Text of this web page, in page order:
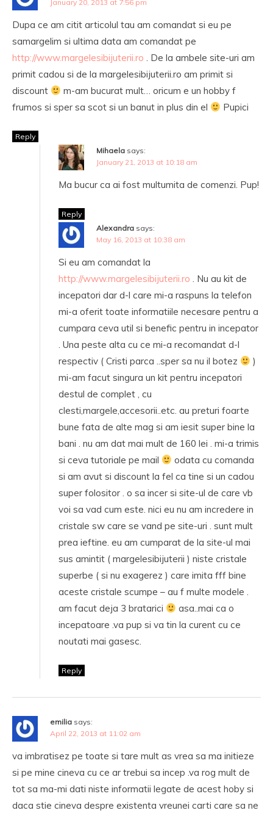
January 20, 2013 at 7:56 pm
Dupa ce am citit articolul tau am comandat si eu pe
samargelim si ultima data am comandat pe
http://www.margelesibijuterii.ro . De la ambele site-uri am
primit cadou si de la margelesibijuterii.ro am primit si
discount
m-am bucurat mult… oricum e un hobby f
frumos si sper sa scot si un banut in plus din el
Pupici
Reply
Mihaela says:
January 21, 2013 at 10:18 am
Ma bucur ca ai fost multumita de comenzi. Pup!
Reply
Alexandra says:
May 16, 2013 at 10:38 am
Si eu am comandat la
http://www.margelesibijuterii.ro . Nu au kit de
incepatori dar d-l care mi-a raspuns la telefon
mi-a oferit toate informatiile necesare pentru a
cumpara ceva util si benefic pentru in incepator
. Una peste alta cu ce mi-a recomandat d-l
respectiv ( Cristi parca ..sper sa nu il botez
)
mi-am facut singura un kit pentru incepatori
destul de complet , cu
clesti,margele,accesorii..etc. au preturi foarte
bune fata de alte mag si am iesit super bine la
bani . nu am dat mai mult de 160 lei . mi-a trimis
si ceva tutoriale pe mail
odata cu comanda
si am avut si discount la fel ca tine si un cadou
super folositor . o sa incer si site-ul de care vb
voi sa vad cum este. nici eu nu am incredere in
cristale sw care se vand pe site-uri . sunt mult
prea ieftine. eu am cumparat de la site-ul mai
sus amintit ( margelesibijuterii ) niste cristale
superbe ( si nu exagerez ) care imita fff bine
aceste cristale scumpe – au f multe modele .
am facut deja 3 bratarici
asa..mai ca o
incepatoare .va pup si va tin la curent cu ce
noutati mai gasesc.
Reply
emilia says:
April 22, 2013 at 11:02 am
va imbratisez pe toate si tare mult as vrea sa ma initieze
si pe mine cineva cu ce ar trebui sa incep .va rog mult de
tot sa ma-mi dati niste informatii legate de acest hoby si
daca stie cineva despre existenta vreunei carti care sa ne